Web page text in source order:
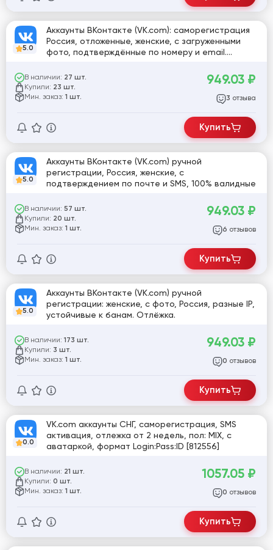
5.0
Аккаунты ВКонтакте (VK.com): саморегистрация
Россия, отложенные, женские, с загруженными
фото, подтверждённые по номеру и email.
В наличии: 27 шт.
Купили: 23 шт.
Мин. заказ: 1 шт.
949.03 ₽
3 отзыва
Купить
5.0
Аккаунты ВКонтакте (VK.com) ручной
регистрации, Россия, женские, с
подтверждением по почте и SMS, 100% валидные
В наличии: 57 шт.
Купили: 20 шт.
Мин. заказ: 1 шт.
949.03 ₽
6 отзывов
Купить
5.0
Аккаунты ВКонтакте (VK.com) ручной
регистрации: женские, с фото, Россия, разные IP,
устойчивые к банам. Отлёжка.
В наличии: 173 шт.
Купили: 3 шт.
Мин. заказ: 1 шт.
949.03 ₽
0 отзывов
Купить
0.0
VK.com аккаунты СНГ, саморегистрация, SMS
активация, отлежка от 2 недель, пол: MIX, с
аватаркой, формат Login:Pass:ID [812556]
В наличии: 21 шт.
Купили: 0 шт.
Мин. заказ: 1 шт.
1057.05 ₽
0 отзывов
Купить